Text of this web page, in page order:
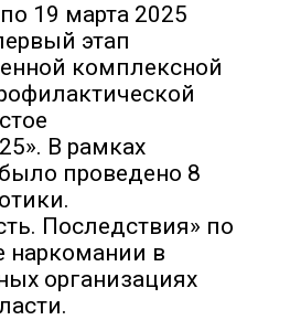
19 марта 2025
этап
комплексной
В рамках
проведено 8
Последствия» по
наркомании в
организациях